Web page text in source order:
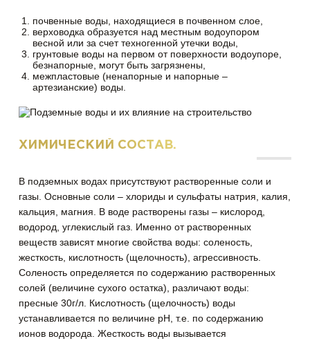
почвенные воды, находящиеся в почвенном слое,
верховодка образуется над местным водоупором
весной или за счет техногенной утечки воды,
грунтовые воды на первом от поверхности водоупоре,
безнапорные, могут быть загрязнены,
межпластовые (ненапорные и напорные –
артезианские) воды.
ХИМИЧЕСКИЙ СОСТАВ.
В подземных водах присутствуют растворенные соли и
газы. Основные соли – хлориды и сульфаты натрия, калия,
кальция, магния. В воде растворены газы – кислород,
водород, углекислый газ. Именно от растворенных
веществ зависят многие свойства воды: соленость,
жесткость, кислотность (щелочность), агрессивность.
Соленость определяется по содержанию растворенных
солей (величине сухого остатка), различают воды:
пресные 30г/л. Кислотность (щелочность) воды
устанавливается по величине рН, т.е. по содержанию
ионов водорода. Жесткость воды вызывается